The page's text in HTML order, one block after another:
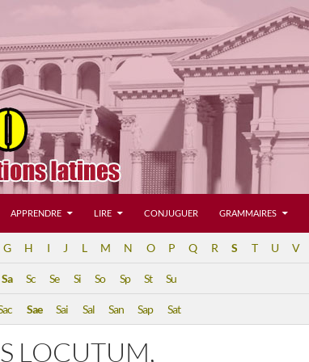
APPRENDRE LIRE CONJUGUER GRAMMAIRES
G H I J L M N O P Q R S T U V
Sa Sc Se Si So Sp St Su
Sae Sai Sal San Sap Sat
LOCUTUM,